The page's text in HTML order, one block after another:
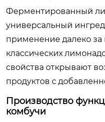
Ферментированный
универсальный
применение далеко
классических
свойства открывают
продуктов с
Производство
комбучи